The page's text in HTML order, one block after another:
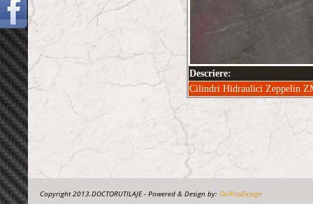
Descriere:
Cilindri Hidraulici Zeppelin
Copyright 2013.DOCTORUTILAJE - Powered & Design by: OsiRissDesign